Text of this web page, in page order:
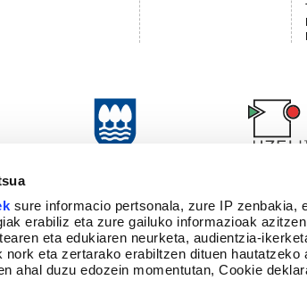
sure informacio pertsonala, zure IP zenbakia,
erabiliz eta zure gailuko informazioak
eta edukiaren neurketa, audientzia-
eta zertarako erabiltzen dituen hautatzeko
ahal duzu edozein momentutan, Cookie